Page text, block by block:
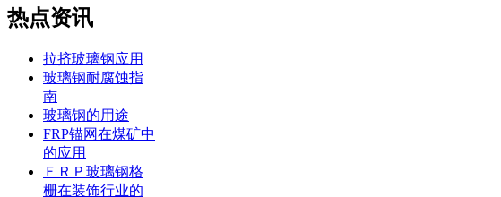
热点资讯
拉挤玻璃钢应用
玻璃钢耐腐蚀指
南
玻璃钢的用途
FRP锚网在煤矿中
的应用
ＦＲＰ玻璃钢格
栅在装饰行业的